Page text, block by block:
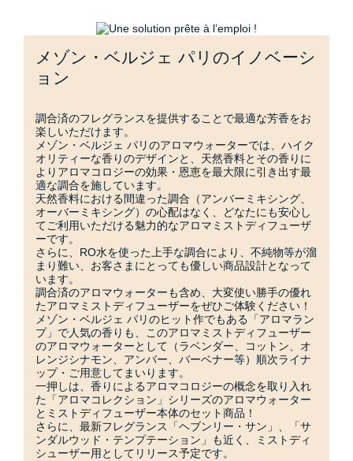
メゾン・ベルジェ パリのイノベーシ
ョン
調合済のフレグランスを提供することで最適な芳香をお
楽しいただけます。
メゾン・ベルジェ パリのアロマウォーターでは、ハイク
オリティーな香りのデザインと、天然香料とその香りに
よりアロマコロジーの効果・恩恵を最大限に引き出す最
適な調合を施しています。
天然香料における間違った調合（アンバーミキシング、
オーバーミキシング）の心配はなく、どなたにも安心し
てご利用いただける魅力的なアロマミストディフューザ
ーです。
さらに、RO水を使った上手な調合により、不純物等が溜
まり難い、お客さまにとっても優しい商品設計となって
います。
調合済のアロマウォーターも含め、大変使い勝手の優れ
たアロマミストディフューザーをぜひご体験ください！
メゾン・ベルジェ パリのヒット作でもある「アロマラン
プ」で人気の香りも、このアロマミストディフューザー
のアロマウォーターとして（ラベンダー、コットン、オ
レンジシナモン、アンバー、バーベナー等）順次ライナ
ップ・ご用意してまいります。
一押しは、香りによるアロマコロジーの概念を取り入れ
た「アロマコレクション」シリーズのアロマウォーター
とミストディフューザー本体のセット商品！
さらに、最新フレグランス「ヘブンリー・サン」、「サ
ンダルウッド・テンプテーション」も近く、ミストディ
シューザー用としてリリース予定です。